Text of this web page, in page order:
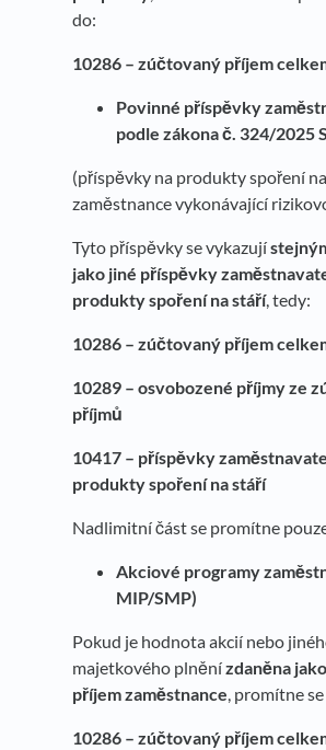
do:
10286 – zúčtovaný příjem
Povinné příspěvky
podle zákona č. 324/2025
(příspěvky na produkty spoření
zaměstnance vykonávající
Tyto příspěvky se vykazují
jako jiné příspěvky
produkty spoření na stáří, tedy:
10286 – zúčtovaný příjem
10289 – osvobozené příjmy ze
příjmů
10417 – příspěvky
produkty spoření na stáří
Nadlimitní část se promítne
Akciové programy
MIP/SMP)
Pokud je hodnota akcií nebo
majetkového plněnízdaněna
příjem zaměstnance, promítne
10286 – zúčtovaný příjem